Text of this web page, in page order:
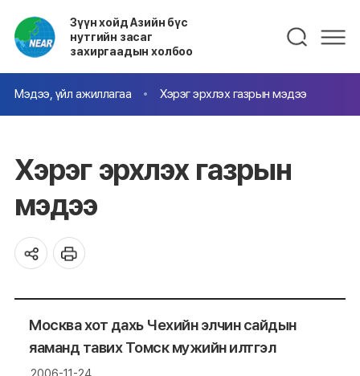
Зүүн хойд Азийн бүс
нутгийн засаг
захиргаадын холбоо
Мэдээ, үйл ажиллагаа Хэрэг эрхлэх газрын мэдээ
Хэрэг эрхлэх газрын
мэдээ
Москва хот дахь Чехийн элчин сайдын
яаманд тавих Томск мужийн илтгэл